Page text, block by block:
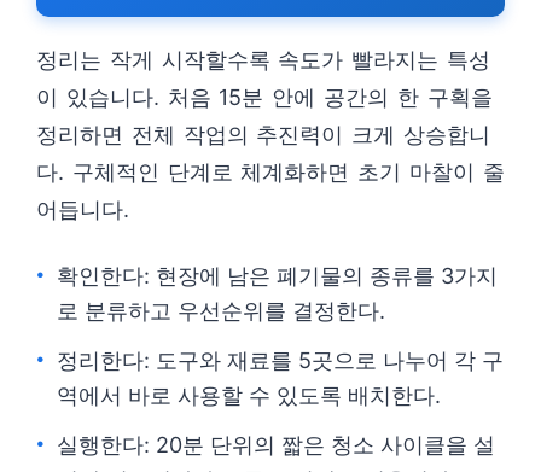
정리는 작게 시작할수록 속도가 빨라지는 특성
이 있습니다. 처음 15분 안에 공간의 한 구획을
정리하면 전체 작업의 추진력이 크게 상승합니
다. 구체적인 단계로 체계화하면 초기 마찰이 줄
어듭니다.
확인한다: 현장에 남은 폐기물의 종류를 3가지
로 분류하고 우선순위를 결정한다.
정리한다: 도구와 재료를 5곳으로 나누어 각 구
역에서 바로 사용할 수 있도록 배치한다.
실행한다: 20분 단위의 짧은 청소 사이클을 설